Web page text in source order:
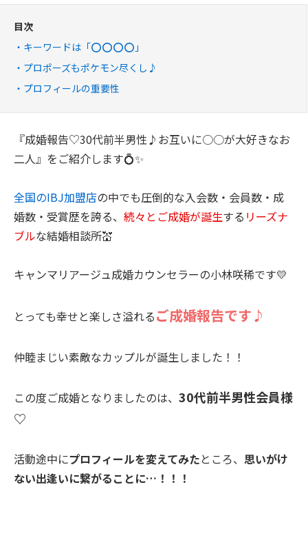
目次
キーワードは「⭕️⭕️⭕️⭕️」
プロポーズもポケモン尽くし♪
プロフィールの重要性
『成婚報告♡30代前半男性♪お互いに○○が大好きなお
二人』をご紹介します💍✨
全国のIBJ加盟店の中でも圧倒的な入会数・会員数・成
婚数・受賞歴を誇る、 続々とご成婚が誕生する リーズナ
ブルな結婚相談所💒
キャンマリアージュ成婚カウンセラーの小林咲稀です💛
とっても幸せと楽しさ溢れるご成婚報告です♪
仲睦まじい素敵なカップルが誕生しました！！
この度ご成婚となりましたのは、 30代前半男性会員様
♡
活動途中にプロフィールを変えてみたところ、 思いがけ
ない出逢いに繋がることに…！！！